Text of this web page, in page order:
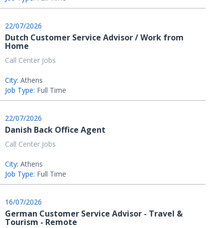
22/07/2026
Dutch Customer Service Advisor / Work from
Home
Call Center Jobs
City: Athens
Job Type: Full Time
22/07/2026
Danish Back Office Agent
Call Center Jobs
City: Athens
Job Type: Full Time
16/07/2026
German Customer Service Advisor - Travel &
Tourism - Remote